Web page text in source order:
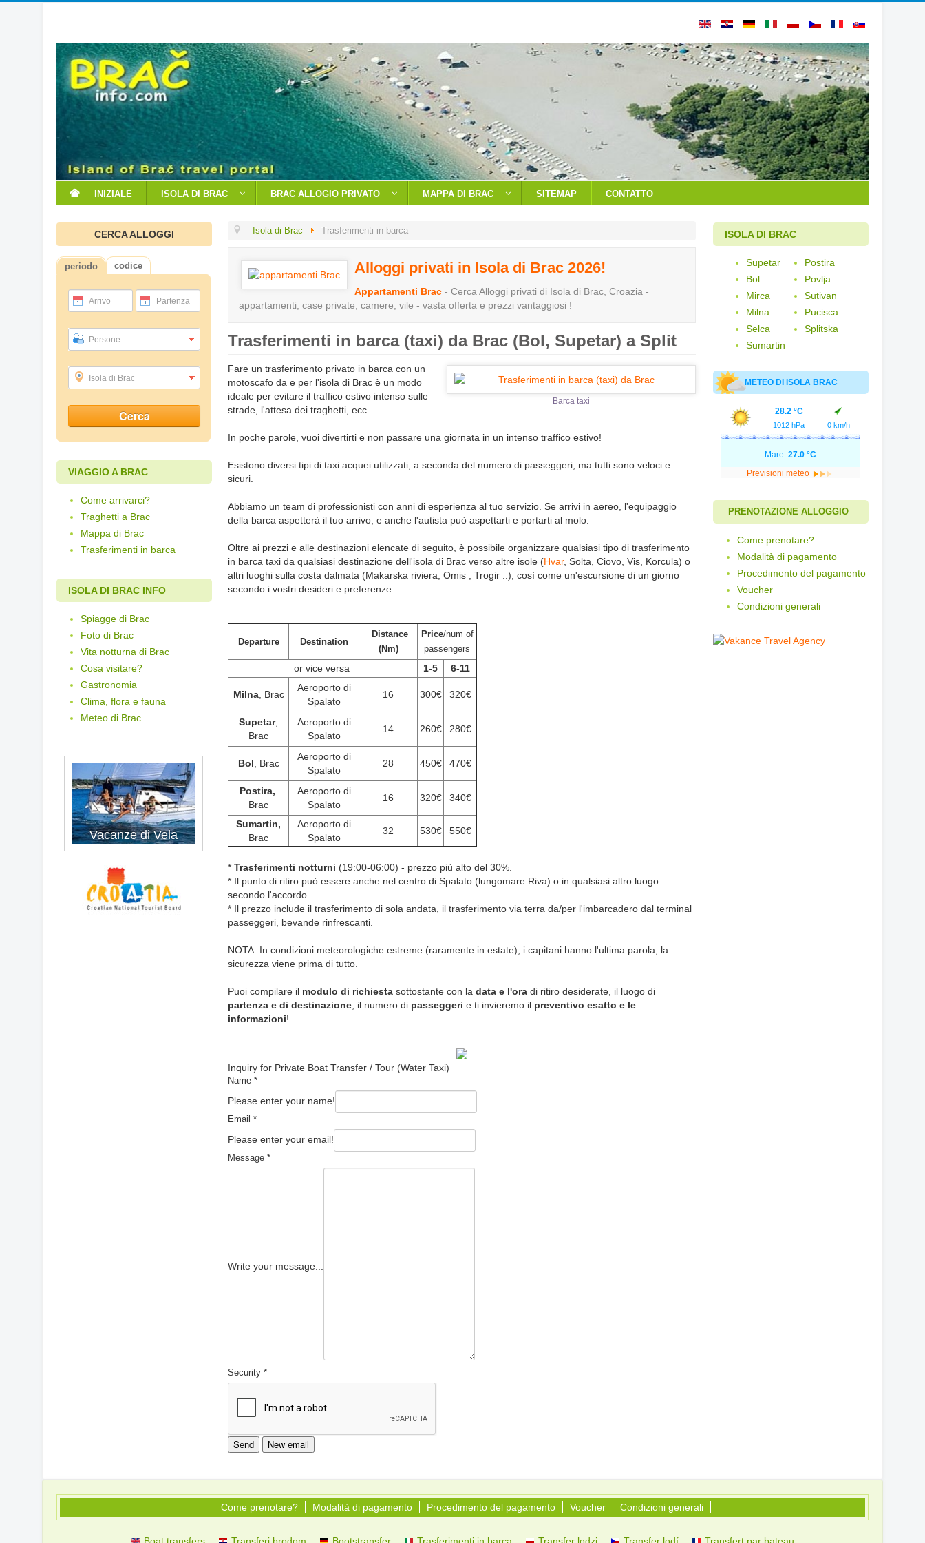
INIZIALE ISOLA DI BRAC BRAC ALLOGIO PRIVATO MAPPA DI BRAC SITEMAP CONTATTO
CERCA ALLOGGI
periodo codice
Arrivo Partenza
Persone
Isola di Brac
VIAGGIO A BRAC
Come arrivarci?
Traghetti a Brac
Mappa di Brac
Trasferimenti in barca
ISOLA DI BRAC INFO
Spiagge di Brac
Foto di Brac
Vita notturna di Brac
Cosa visitare?
Gastronomia
Clima, flora e fauna
Meteo di Brac
Vacanze di Vela
Isola di Brac Trasferimenti in barca
Alloggi privati in Isola di Brac 2026!
Appartamenti Brac - Cerca Alloggi privati di Isola di Brac, Croazia -
appartamenti, case private, camere, vile - vasta offerta e prezzi vantaggiosi !
Trasferimenti in barca (taxi) da Brac (Bol, Supetar) a Split
Barca taxi
Fare un trasferimento privato in barca con un
motoscafo da e per l'isola di Brac è un modo
ideale per evitare il traffico estivo intenso sulle
strade, l'attesa dei traghetti, ecc.
In poche parole, vuoi divertirti e non passare una giornata in un intenso traffico estivo!
Esistono diversi tipi di taxi acquei utilizzati, a seconda del numero di passeggeri, ma tutti sono veloci e
sicuri.
Abbiamo un team di professionisti con anni di esperienza al tuo servizio. Se arrivi in ​​aereo, l'equipaggio
della barca aspetterà il tuo arrivo, e anche l'autista può aspettarti e portarti al molo.
Oltre ai prezzi e alle destinazioni elencate di seguito, è possibile organizzare qualsiasi tipo di trasferimento
in barca taxi da qualsiasi destinazione dell'isola di Brac verso altre isole (Hvar, Solta, Ciovo, Vis, Korcula) o
altri luoghi sulla costa dalmata (Makarska riviera, Omis , Trogir ..), così come un'escursione di un giorno
secondo i vostri desideri e preferenze.
Departure Destination
Distance
(Nm)
Price/num of
passengers
or vice versa 1-5 6-11
Milna, Brac
Aeroporto di
Spalato
16 300€ 320€
Supetar,
Brac
Aeroporto di
Spalato
14 260€ 280€
Bol , Brac
Aeroporto di
Spalato
28 450€ 470€
Postira,
Brac
Aeroporto di
Spalato
16 320€ 340€
Sumartin,
Brac
Aeroporto di
Spalato
32 530€ 550€
*Trasferimenti notturni (19:00-06:00) - prezzo più alto del 30%.
* Il punto di ritiro può essere anche nel centro di Spalato (lungomare Riva) o in qualsiasi altro luogo
secondo l'accordo.
* Il prezzo include il trasferimento di sola andata, il trasferimento via terra da/per l'imbarcadero dal terminal
passeggeri, bevande rinfrescanti.
NOTA: In condizioni meteorologiche estreme (raramente in estate), i capitani hanno l'ultima parola; la
sicurezza viene prima di tutto.
Puoi compilare il modulo di richiesta sottostante con ladata e l'ora di ritiro desiderate, il luogo di
partenza e di destinazione , il numero di passeggeri e ti invieremo il preventivo esatto e le
informazioni!
Inquiry for Private Boat Transfer / Tour (Water Taxi)
Name*
Please enter your name!
Email*
Please enter your email!
Message*
Write your message...
Security*
ISOLA DI BRAC
Supetar
Postira
Bol
Povlja
Mirca
Sutivan
Milna
Pucisca
Selca
Splitska
Sumartin
METEO DI ISOLA BRAC
28.2 °C
1012 hPa 0 km/h
Mare:27.0 °C
Previsioni meteo
PRENOTAZIONE ALLOGGIO
Come prenotare?
Modalità di pagamento
Procedimento del pagamento
Voucher
Condizioni generali
Come prenotare? Modalità di pagamento Procedimento del pagamento Voucher Condizioni generali
Boat transfers Transferi brodom Bootstransfer Trasferimenti in barca Transfer lodzi Transfer lodí Transfert par bateau